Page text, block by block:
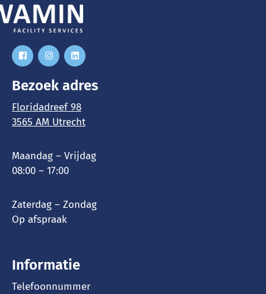
Bezoek adres
Floridadreef 98
3565 AM Utrecht
Maandag – Vrijdag
08:00 – 17:00
Zaterdag – Zondag
Op afspraak
Informatie
Telefoonnummer